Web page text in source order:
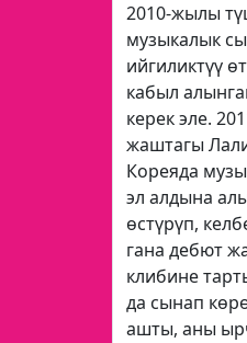
2010-жылы
музыкалык
ийгиликтүү
кабыл
керек эле.
жаштагы
Кореяда
эл алдына
өстүрүп,
гана дебют
клибине
да сынап
ашты, аны